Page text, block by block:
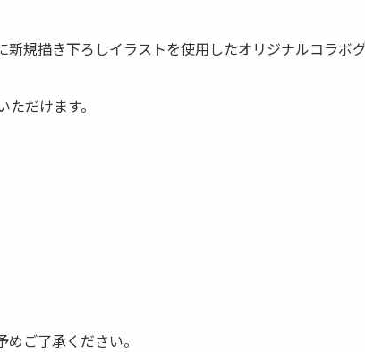
規描き下ろしイラストを使用したオリジナルコラボ
だけます。
ご了承ください。